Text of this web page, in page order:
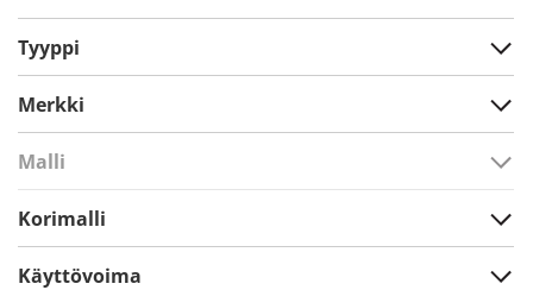
Tyyppi
Merkki
Malli
Korimalli
Käyttövoima